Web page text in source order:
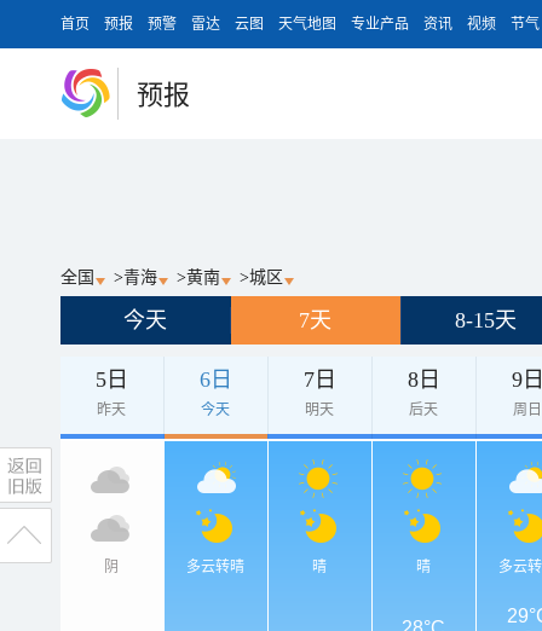
首页 预报 预警 雷达 云图 天气地图 专业产品 资讯 视频 节气
预报
全国 >青海 >黄南 >城区
今天 7天 8-15天
5日
昨天
6日
今天
7日
明天
8日
后天
9
周日
阴 多云转晴 晴 晴 多云